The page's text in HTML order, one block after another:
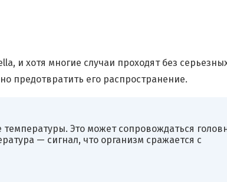
и хотя многие случаи проходят без
предотвратить его распространение.
Это может сопровождаться
— сигнал, что организм сражается с